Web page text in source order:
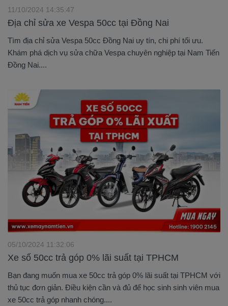
Địa chỉ sửa xe Vespa 50cc tại Đồng Nai
11/10/2024 14:35:47
Tìm địa chỉ sửa Vespa 50cc Đồng Nai uy tín, chi phí tối ưu.
Khám phá dịch vụ sửa chữa Vespa chuyên nghiệp tại Nam Tiến
Đồng Nai....
Xe số 50cc trả góp 0% lãi suất tại TPHCM
05/10/2024 11:32:06
Bạn đang muốn mua xe 50cc trả góp 0% lãi suất tại TPHCM với
thủ tục đơn giản. Điều kiện cần và đủ để học sinh sinh viên mua
xe 50cc trả góp nhanh chóng....